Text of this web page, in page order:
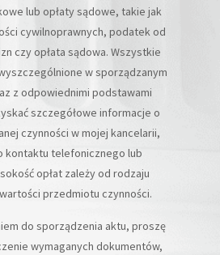
lub opłaty sądowe, takie jak
cywilnoprawnych, podatek od
czy opłata sądowa. Wszystkie
w sporządzanym
z odpowiednimi podstawami
szczegółowe informacje o
czynności w mojej kancelarii,
kontaktu telefonicznego lub
opłat zależy od rodzaju
przedmiotu czynności.
do sporządzenia aktu, proszę
wymaganych dokumentów,